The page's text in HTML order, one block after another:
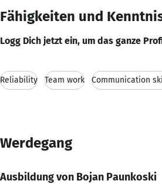
Fähigkeiten und
Logg Dich jetzt ein, um das ganze
Reliability Team work Communication
Werdegang
Ausbildung von Bojan Paunkoski